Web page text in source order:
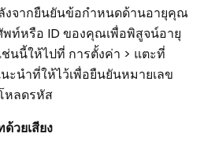
งจากยืนยันข้อกำหนดด้านอายุคุณ
ท์หรือ ID ของคุณเพื่อพิสูจน์อายุ
นนี้ให้ไปที่ การตั้งค่า > แตะที่
นำที่ให้ไว้เพื่อยืนยันหมายเลข
หลดรหัส
วยเสียง